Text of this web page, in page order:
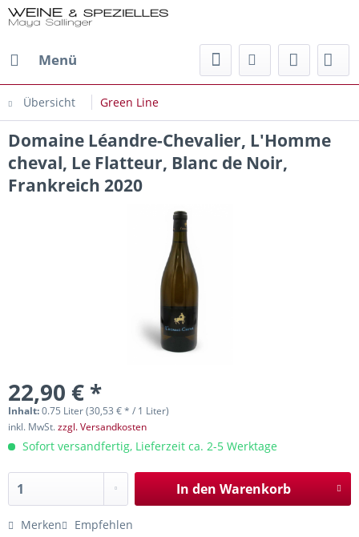
Menü
Übersicht Green Line
Domaine Léandre-Chevalier, L'Homme
cheval, Le Flatteur, Blanc de Noir,
Frankreich 2020
22,90 € *
Inhalt:0.75 Liter (30,53 € * / 1 Liter)
inkl. MwSt.zzgl. Versandkosten
Sofort versandfertig, Lieferzeit ca. 2-5 Werktage
In den Warenkorb
Merken Empfehlen